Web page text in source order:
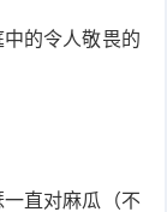
的令人敬畏的
直对麻瓜（不